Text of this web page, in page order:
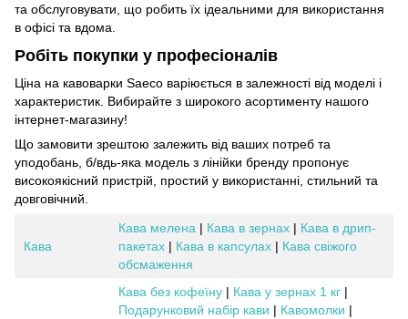
та обслуговувати, що робить їх ідеальними для використання
в офісі та вдома.
Робіть покупки у професіоналів
Ціна на кавоварки Saeco варіюється в залежності від моделі і
характеристик. Вибирайте з широкого асортименту нашого
інтернет-магазину!
Що замовити зрештою залежить від ваших потреб та
уподобань, б/вдь-яка модель з лінійки бренду пропонує
високоякісний пристрій, простий у використанні, стильний та
довговічний.
Кава
Кава мелена | Кава в зернах | Кава в дрип-
пакетах | Кава в капсулах | Кава свіжого
обсмаження
Кава без кофеїну | Кава у зернах 1 кг |
Подарунковий набір кави | Кавомолки |